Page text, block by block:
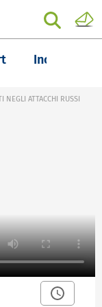
Inchieste
NEGLI ATTACCHI RUSSI